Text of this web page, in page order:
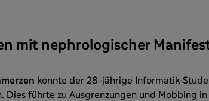
mit nephrologischer
konnte der 28-jährige Informatik-
führte zu Ausgrenzungen und Mobbing in